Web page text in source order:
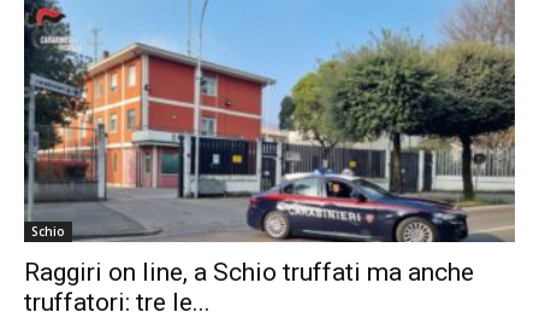
Schio
Raggiri on line, a Schio truffati ma anche
truffatori: tre le...